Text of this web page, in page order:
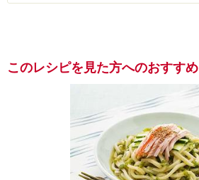
このレシピを見た方へのおすすめ